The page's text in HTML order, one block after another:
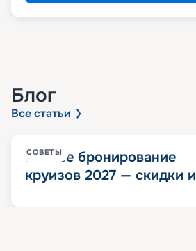
Блог
Все статьи
СОВЕТЫ
Раннее бронирование
круизов 2027 — скидки и